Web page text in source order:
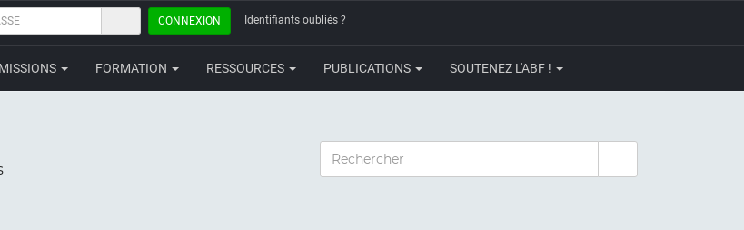
CONNEXION Identifiants oubliés ?
FORMATION RESSOURCES PUBLICATIONS SOUTENEZ L'ABF !
RECHERCHER